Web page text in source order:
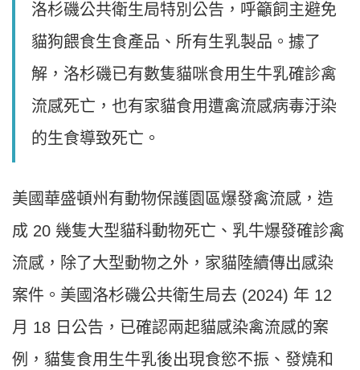
洛杉磯公共衛生局特別公告，呼籲飼主避免
貓狗餵食生食產品、所有生乳製品。據了
解，洛杉磯已有數隻貓咪食用生牛乳確診禽
流感死亡，也有家貓食用遭禽流感病毒汙染
的生食導致死亡。
美國華盛頓州有動物保護園區爆發禽流感，造
成 20 幾隻大型貓科動物死亡、乳牛爆發確診禽
流感，除了大型動物之外，家貓陸續傳出感染
案件。美國洛杉磯公共衛生局去 (2024) 年 12
月 18 日公告，已確認兩起貓感染禽流感的案
例，貓隻食用生牛乳後出現食慾不振、發燒和